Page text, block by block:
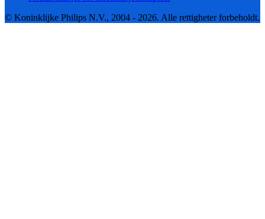
© Koninklijke Philips N.V., 2004 - 2026. Alle rettigheter forbeholdt.